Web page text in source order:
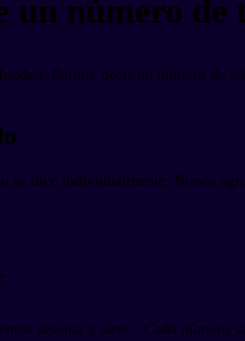
un número de
Porque decir un número de
dice individualmente. Nunca
sesenta y siete". Cada número